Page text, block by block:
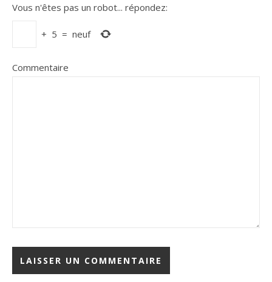
Vous n'êtes pas un robot... répondez:
+ 5 = neuf
Commentaire